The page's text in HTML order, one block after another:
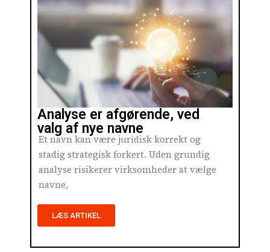
Analyse er afgørende, ved
valg af nye navne
Et navn kan være juridisk korrekt og
stadig strategisk forkert. Uden grundig
analyse risikerer virksomheder at vælge
navne,
LÆS ARTIKEL